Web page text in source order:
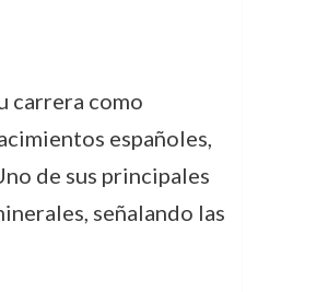
carrera como
españoles,
de sus principales
señalando las